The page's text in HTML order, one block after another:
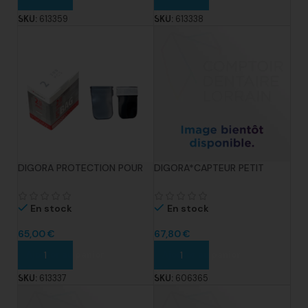
SKU: 613359 SKU: 613338
DIGORA PROTECTION POUR
En stock
65,00€
Ajouter au panier
SKU: 613337
DIGORA*CAPTEUR PETIT
En stock
67,80€
Ajouter au panier
SKU: 606365